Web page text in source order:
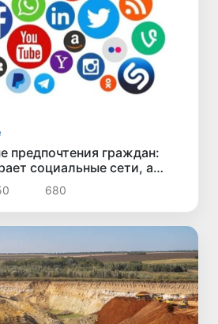
предпочтения граждан:
социальные сети, а
- телевидение
680